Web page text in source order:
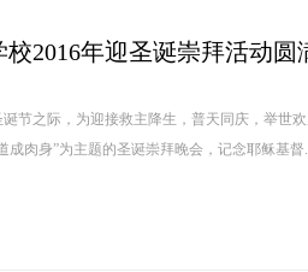
校2016年迎圣诞崇拜活动圆
节之际，为迎接救主降生，普天同庆，举世
成肉身”为主题的圣诞崇拜晚会，记念耶稣基督